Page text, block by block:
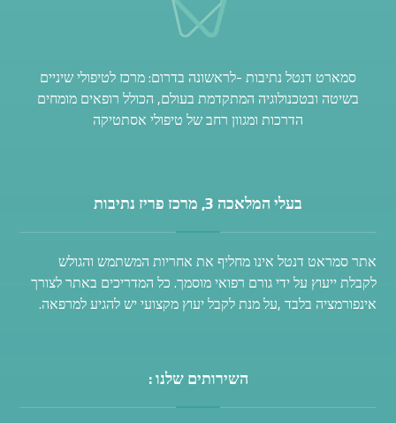
סמארט דנטל נתיבות -לראשונה בדרום: מרכז לטיפולי שיניים
בשיטה ובטכנולוגיה המתקדמת בעולם, הכולל רופאים מומחים
הדרכות ומגוון רחב של טיפולי אסתטיקה
בעלי המלאכה 3, מרכז פריז נתיבות
אתר סמראט דנטל אינו מחליף את אחריות המשתמש והגולש
לקבלת ייעוץ על ידי גורם רפואי מוסמך. כל המדריכים באתר לצורך
אינפורמציה בלבד ,על מנת לקבל יעוץ מקצועי יש להגיע למרפאה.
השירותים שלנו :